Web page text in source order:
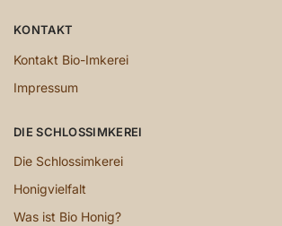
KONTAKT
Kontakt Bio-Imkerei
Impressum
DIE SCHLOSSIMKEREI
Die Schlossimkerei
Honigvielfalt
Was ist Bio Honig?